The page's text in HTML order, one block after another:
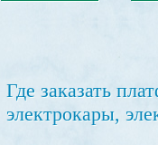
Где заказать
электрокары,